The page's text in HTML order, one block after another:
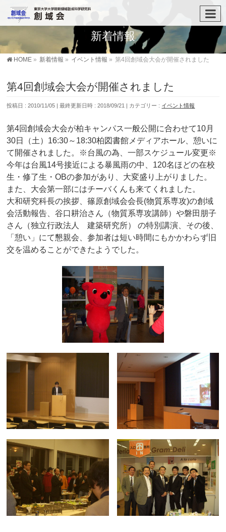
新着情報
HOME » 新着情報 » イベント情報 » 第4回創域会大会が開催されました
第4回創域会大会が開催されました
投稿日 : 2010/11/05 最終更新日時 : 2018/09/21 カテゴリー : イベント情報
第4回創域会大会が柏キャンパス一般公開に合わせて10月
30日（土）16:30～18:30柏図書館メディアホール、憩いに
て開催されました。※台風の為、一部スケジュール変更※
今年は台風14号接近による暴風雨の中、120名ほどの在校
生・修了生・OBの参加があり、大変盛り上がりました。
また、大会第一部にはチーバくんも来てくれました。
大和研究科長の挨拶、篠原創域会会長(物質系専攻)の創域
会活動報告、谷口耕治さん（物質系専攻講師）や磐田朋子
さん（独立行政法人 建築研究所） の特別講演、その後、
「憩い」にて懇親会、参加者は短い時間にもかかわらず旧
交を温めることができたようでした。